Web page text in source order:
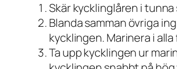
Skär kycklinglåren i tunna
Blanda samman övriga
kycklingen. Marinera i
Ta upp kycklingen ur